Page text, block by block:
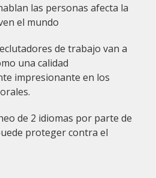
las personas afecta la
el mundo
de trabajo van a
una calidad
impresionante en los
de 2 idiomas por parte de
proteger contra el